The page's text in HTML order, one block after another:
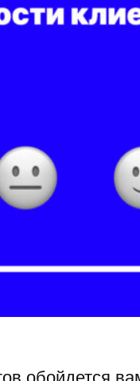
обойдется